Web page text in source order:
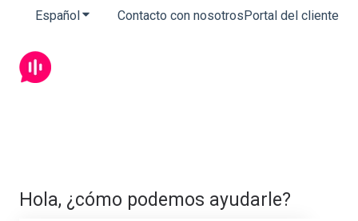
EspañolTraducciones de Mostrar submenú de
Contacto con nosotrosPortal del cliente
Hola, ¿cómo podemos ayudarle?